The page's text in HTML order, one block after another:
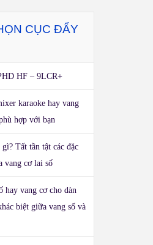
CỤC ĐẨY
HF – 9LCR+
karaoke hay vang
hợp với bạn
Tất tần tật các đặc
vang cơ lai số
hay vang cơ cho dàn
biệt giữa vang số và